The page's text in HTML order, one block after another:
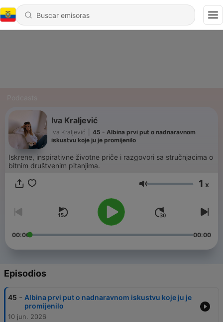
Iva Kraljević
Iva Kraljević
45 - Albina prvi put o nadnaravnom
iskustvu koje ju je promijenilo
Iskrene, inspirativne životne priče i razgovori sa stručnjacima o
bitnim društvenim pitanjima.
Volumen 1 x
00:00 00:00
Episodios
45 - Albina prvi put o nadnaravnom iskustvu koje ju je
promijenilo
10 jun. 2026